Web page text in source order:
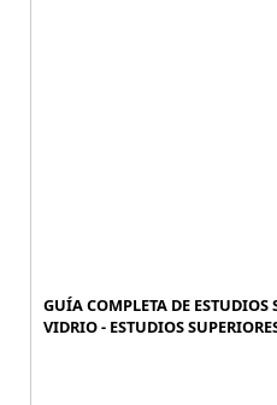
GUÍA COMPLETA DE ESTUDIOS
VIDRIO - ESTUDIOS